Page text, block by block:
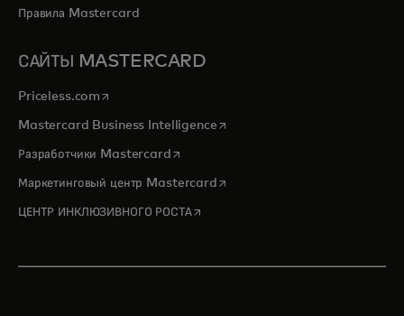
Правила Mastercard
САЙТЫ MASTERCARD
Priceless.com opens in a new tab
Mastercard Business Intelligenceopens in a new tab
Разработчики Mastercardopens in a new tab
Маркетинговый центр Mastercardopens in a new tab
ЦЕНТР ИНКЛЮЗИВНОГО РОСТАopens in a new tab